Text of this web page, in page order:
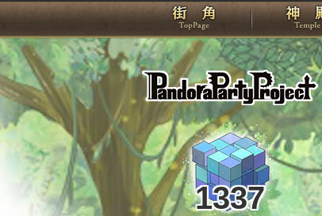
TOP
1337